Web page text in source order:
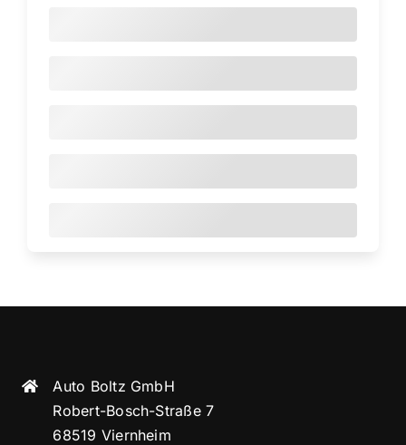
Auto Boltz GmbH
Robert-Bosch-Straße 7
68519 Viernheim